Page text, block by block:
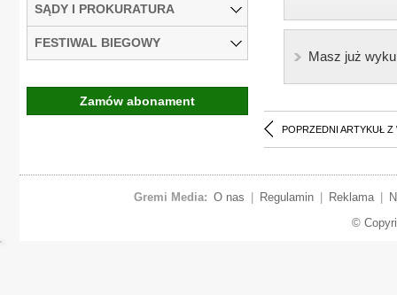
Masz już
POPRZEDNI ARTYKUŁ Z
SĄDY I PROKURATURA
FESTIWAL BIEGOWY
Zamów abonament
Gremi Media: O nas Regulamin Reklama
©